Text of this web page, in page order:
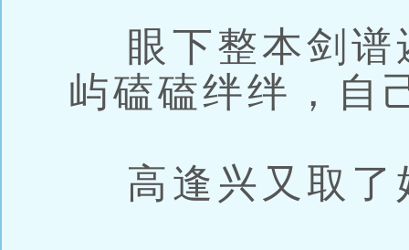
眼下整本剑谱
屿磕磕绊绊，自
高逢兴又取了